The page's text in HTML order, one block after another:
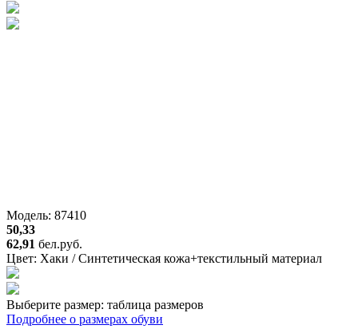
Модель: 87410
50,33
62,91 бел.руб.
Цвет: Хаки / Синтетическая кожа+текстильный материал
Выберите размер: таблица размеров
Подробнее о размерах обуви